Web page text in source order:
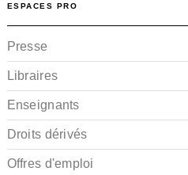
ESPACES PRO
Presse
Libraires
Enseignants
Droits dérivés
Offres d'emploi